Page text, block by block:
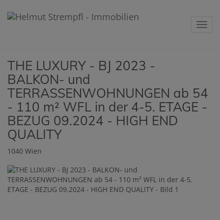
THE LUXURY - BJ 2023 -
BALKON- und
TERRASSENWOHNUNGEN ab 54
- 110 m² WFL in der 4-5. ETAGE -
BEZUG 09.2024 - HIGH END
QUALITY
1040 Wien